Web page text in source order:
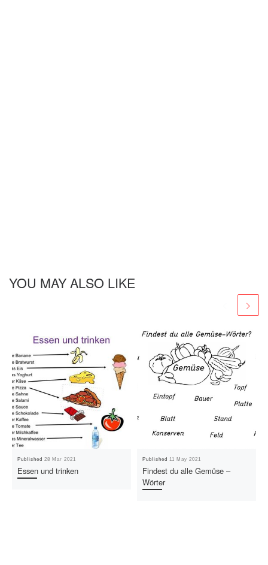
YOU MAY ALSO LIKE
Published28 Mar 2021
Essen und trinken
Published11 May 2021
Findest du alle Gemüse –
Wörter